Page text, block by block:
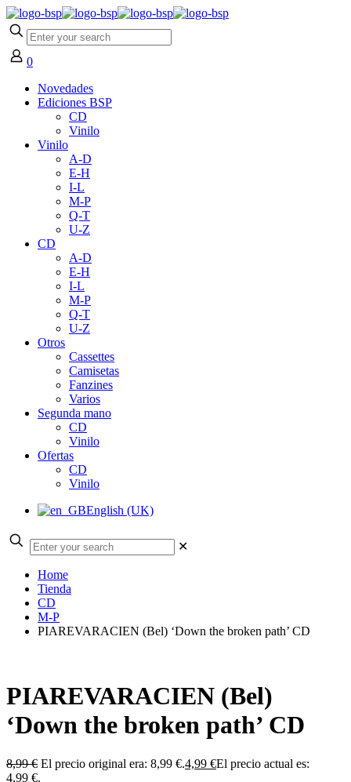
0
Novedades
Ediciones BSP
CD
Vinilo
Vinilo
A-D
E-H
I-L
M-P
Q-T
U-Z
CD
A-D
E-H
I-L
M-P
Q-T
U-Z
Otros
Cassettes
Camisetas
Fanzines
Varios
Segunda mano
CD
Vinilo
Ofertas
CD
Vinilo
English (UK)
✕
Home
Tienda
CD
M-P
PIAREVARACIEN (Bel) ‘Down the broken path’ CD
PIAREVARACIEN (Bel)
‘Down the broken path’ CD
8,99€ El precio original era: 8,99 €.4,99 €El precio actual es:
4,99 €.